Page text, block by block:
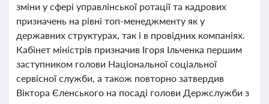
зміни у сфері управлінської ротації та кадрових
призначень на рівні топ-менеджменту як у
державних структурах, так і в провідних компаніях.
Кабінет міністрів призначив Ігоря Ільченка першим
заступником голови Національної соціальної
сервісної служби, а також повторно затвердив
Віктора Єленського на посаді голови Держслужби з